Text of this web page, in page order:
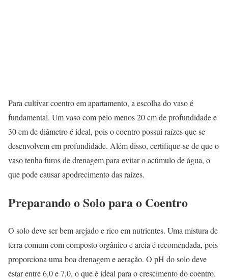
Para cultivar coentro em apartamento, a escolha do vaso é
fundamental. Um vaso com pelo menos 20 cm de profundidade e
30 cm de diâmetro é ideal, pois o coentro possui raízes que se
desenvolvem em profundidade. Além disso, certifique-se de que o
vaso tenha furos de drenagem para evitar o acúmulo de água, o
que pode causar apodrecimento das raízes.
Preparando o Solo para o Coentro
O solo deve ser bem arejado e rico em nutrientes. Uma mistura de
terra comum com composto orgânico e areia é recomendada, pois
proporciona uma boa drenagem e aeração. O pH do solo deve
estar entre 6,0 e 7,0, o que é ideal para o crescimento do coentro.